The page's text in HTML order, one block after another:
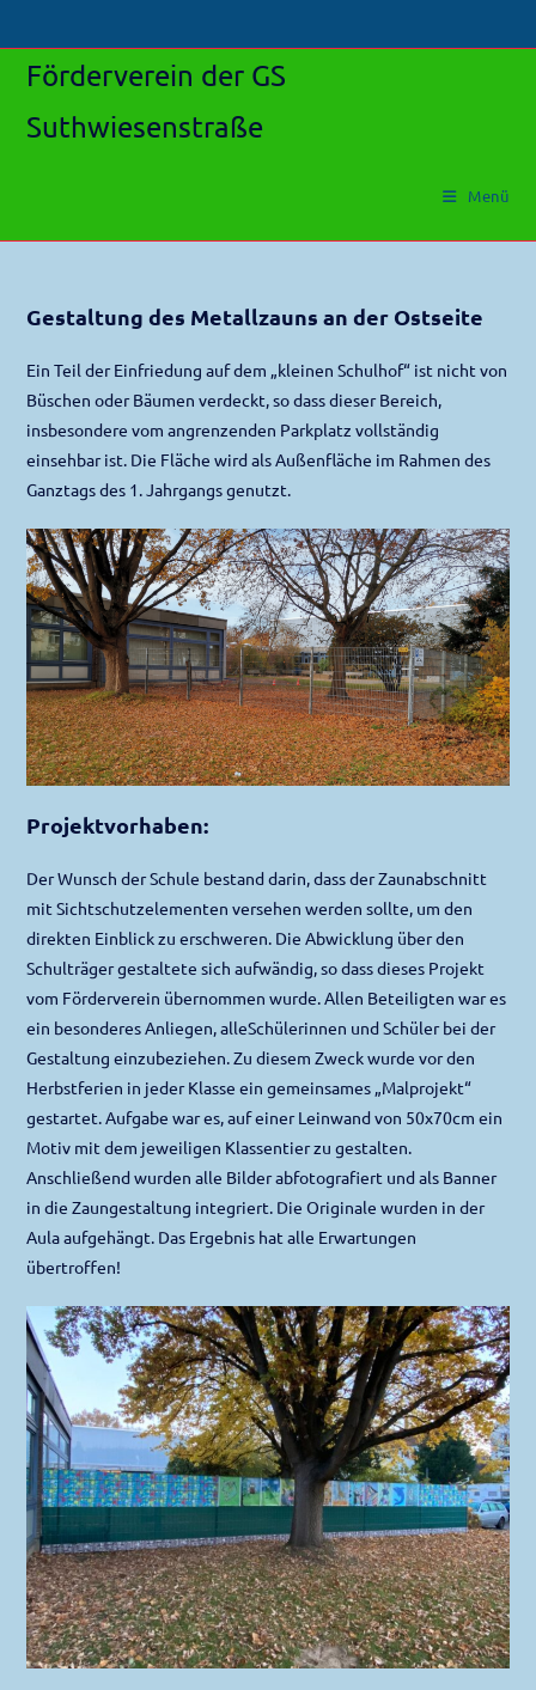
Inhalt
springen
Förderverein der GS
Suthwiesenstraße
Menü
Gestaltung des Metallzauns an der Ostseite
Ein Teil der Einfriedung auf dem „kleinen Schulhof“ ist nicht von
Büschen oder Bäumen verdeckt, so dass dieser Bereich,
insbesondere vom angrenzenden Parkplatz vollständig
einsehbar ist. Die Fläche wird als Außenfläche im Rahmen des
Ganztags des 1. Jahrgangs genutzt.
Projektvorhaben:
Der Wunsch der Schule bestand darin, dass der Zaunabschnitt
mit Sichtschutzelementen versehen werden sollte, um den
direkten Einblick zu erschweren. Die Abwicklung über den
Schulträger gestaltete sich aufwändig, so dass dieses Projekt
vom Förderverein übernommen wurde. Allen Beteiligten war es
ein besonderes Anliegen, alleSchülerinnen und Schüler bei der
Gestaltung einzubeziehen. Zu diesem Zweck wurde vor den
Herbstferien in jeder Klasse ein gemeinsames „Malprojekt“
gestartet. Aufgabe war es, auf einer Leinwand von 50x70cm ein
Motiv mit dem jeweiligen Klassentier zu gestalten.
Anschließend wurden alle Bilder abfotografiert und als Banner
in die Zaungestaltung integriert. Die Originale wurden in der
Aula aufgehängt. Das Ergebnis hat alle Erwartungen
übertroffen!